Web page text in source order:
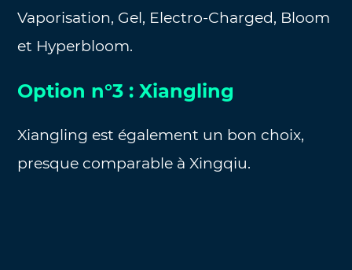
Vaporisation, Gel, Electro-Charged, Bloom
et Hyperbloom.
Option n°3 : Xiangling
Xiangling est également un bon choix,
presque comparable à Xingqiu.